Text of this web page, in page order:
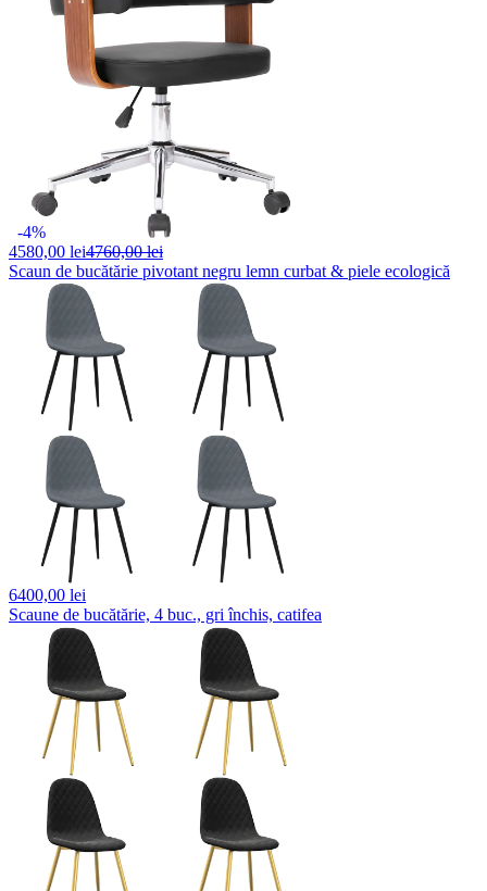
-4%
4580,00 lei4760,00 lei
Scaun de bucătărie pivotant negru lemn curbat & piele ecologică
6400,00 lei
Scaune de bucătărie, 4 buc., gri închis, catifea